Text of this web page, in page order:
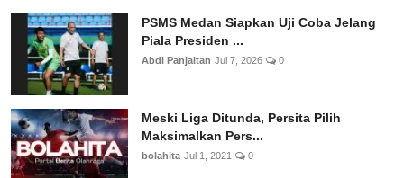
PSMS Medan Siapkan Uji Coba Jelang
Piala Presiden ...
Abdi Panjaitan Jul 7, 2026 0
Meski Liga Ditunda, Persita Pilih
Maksimalkan Pers...
bolahita Jul 1, 2021 0